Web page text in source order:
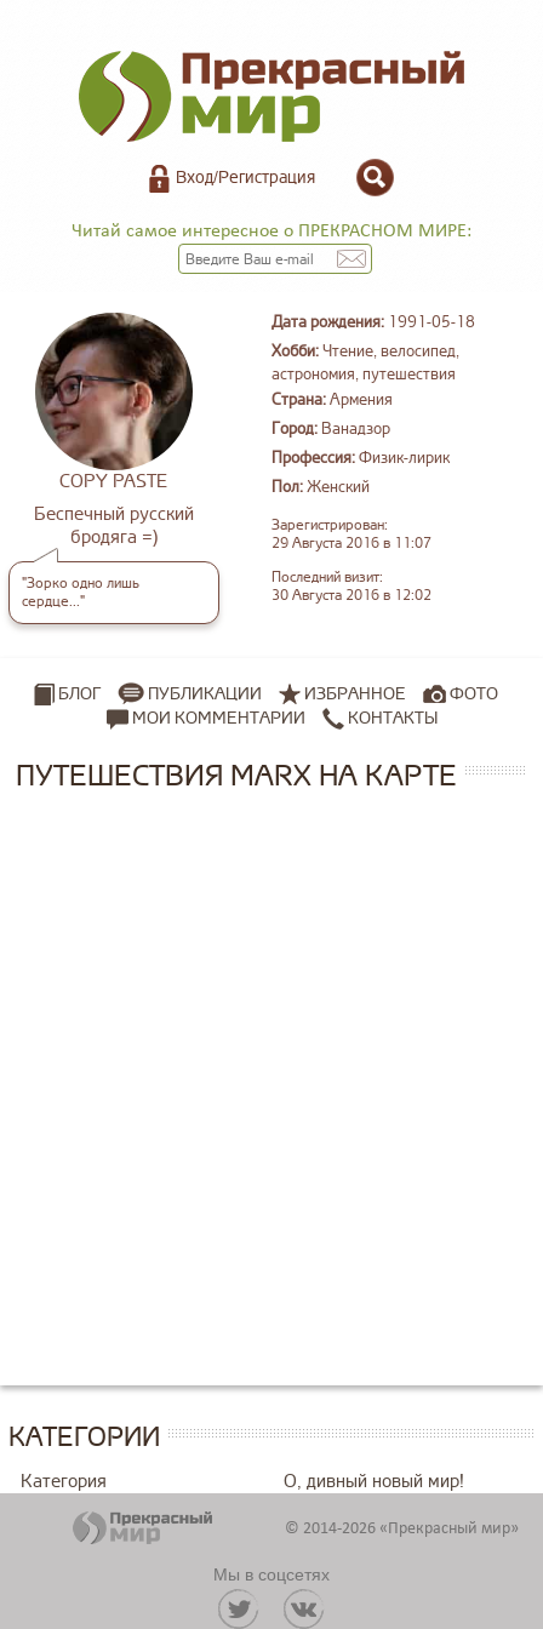
Вход/Регистрация
Читай самое интересное о ПРЕКРАСНОМ МИРЕ:
COPY PASTE
Беспечный русский
бродяга =)
"Зорко одно лишь
сердце..."
Дата рождения: 1991-05-18
Хобби:Чтение, велосипед,
астрономия, путешествия
Страна:Армения
Город: Ванадзор
Профессия:Физик-лирик
Пол:Женский
Зарегистрирован:
29 Августа 2016 в 11:07
Последний визит:
30 Августа 2016 в 12:02
БЛОГ ПУБЛИКАЦИИ ИЗБРАННОЕ
ФОТО
МОИ КОММЕНТАРИИ
КОНТАКТЫ
ПУТЕШЕСТВИЯ MARX НА КАРТЕ
КАТЕГОРИИ
Категория О, дивный новый мир!
© 2014-2026 «Прекрасный мир»
Мы в соцсетях